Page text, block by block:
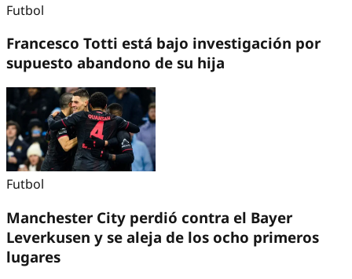
Futbol
Francesco Totti está bajo investigación por
supuesto abandono de su hija
Futbol
Manchester City perdió contra el Bayer
Leverkusen y se aleja de los ocho primeros
lugares